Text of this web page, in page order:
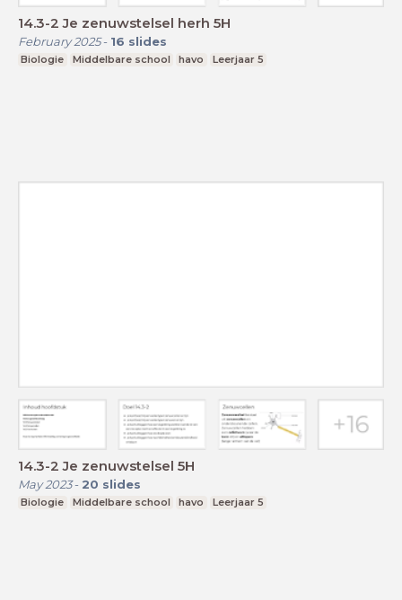
14.3-2 Je zenuwstelsel herh 5H
February 2025- 16 slides
Biologie Middelbare school havo Leerjaar 5
14.3-2 Je zenuwstelsel 5H
May 2023- 20 slides
Biologie Middelbare school havo Leerjaar 5